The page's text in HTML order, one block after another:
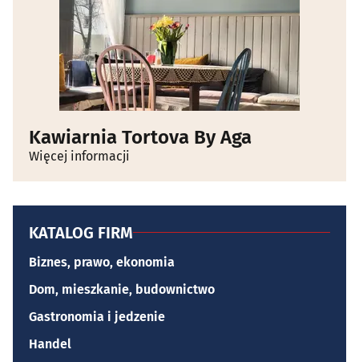
Kawiarnia Tortova By Aga
Więcej informacji
KATALOG FIRM
Biznes, prawo, ekonomia
Dom, mieszkanie, budownictwo
Gastronomia i jedzenie
Handel